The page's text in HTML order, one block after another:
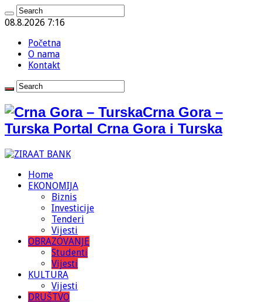
08.8.2026 7:16
Početna
O nama
Kontakt
Crna Gora –
Turska Portal Crna Gora i Turska
Home
EKONOMIJA
Biznis
Investicije
Tenderi
Vijesti
OBRAZOVANJE
Studenti
Vijesti
KULTURA
Vijesti
DRUŠTVO